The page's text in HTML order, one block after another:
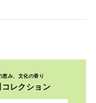
恵み、文化の香り
コレクション